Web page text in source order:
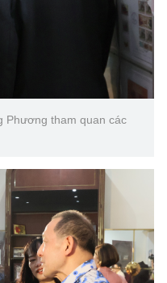
nghệ (MST)
Hải Hằng
học và Công nghệ.
Nguyễn Du, TP. Hà Nội
phát hành lại thông tin từ
Phương tham quan các